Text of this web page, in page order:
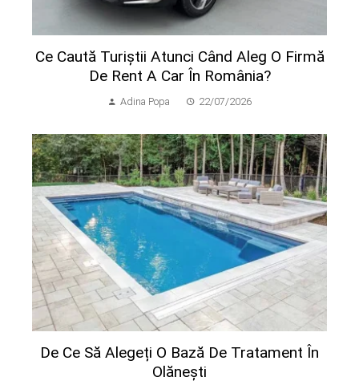
Ce Caută Turiștii Atunci Când Aleg O Firmă
De Rent A Car În România?
Adina Popa 22/07/2026
De Ce Să Alegeți O Bază De Tratament În
Olănești